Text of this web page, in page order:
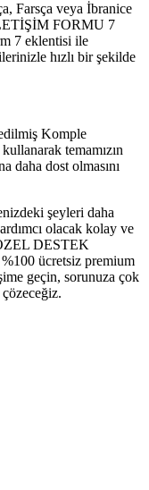
Farsça veya İbranice
FORMU 7
7 eklentisi ile
hızlı bir şekilde
Komple
temamızın
daha dost olmasını
şeyleri daha
olacak kolay ve
DESTEK
ücretsiz premium
geçin, sorunuza çok